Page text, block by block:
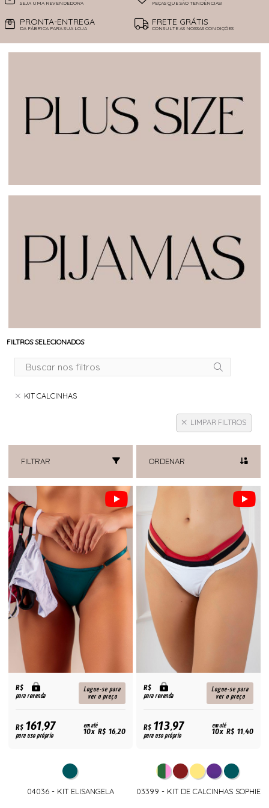
SEJA UMA REVENDEDORA PEÇAS QUE SÃO TENDÊNCIAS!
PRONTA-ENTREGA
DA FÁBRICA PARA SUA LOJA
FRETE GRÁTIS
CONSULTE AS NOSSAS CONDIÇÕES
FILTROS SELECIONADOS
KIT CALCINHAS
LIMPAR FILTROS
FILTRAR ORDENAR
R$
para revenda
Logue-se para
ver o preço
R$161,97
para uso próprio
em até
10x R$ 16,20
04036 - KIT ELISANGELA
R$
para revenda
Logue-se para
ver o preço
R$113,97
para uso próprio
em até
10x R$ 11,40
03399 - KIT DE CALCINHAS SOPHIE